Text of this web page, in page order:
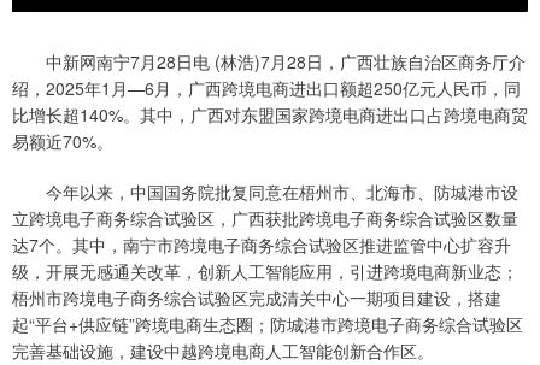
中新网南宁7月28日电 (林浩)7月28日，广西壮族自治区商务厅介
绍，2025年1月—6月，广西跨境电商进出口额超250亿元人民币，同
比增长超140%。其中，广西对东盟国家跨境电商进出口占跨境电商贸
易额近70%。
今年以来，中国国务院批复同意在梧州市、北海市、防城港市设
立跨境电子商务综合试验区，广西获批跨境电子商务综合试验区数量
达7个。其中，南宁市跨境电子商务综合试验区推进监管中心扩容升
级，开展无感通关改革，创新人工智能应用，引进跨境电商新业态；
梧州市跨境电子商务综合试验区完成清关中心一期项目建设，搭建
起“平台+供应链”跨境电商生态圈；防城港市跨境电子商务综合试验区
完善基础设施，建设中越跨境电商人工智能创新合作区。